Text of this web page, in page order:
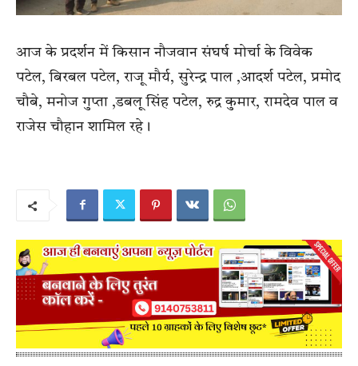
आज के प्रदर्शन में किसान नौजवान संघर्ष मोर्चा के विवेक
पटेल, बिरबल पटेल, राजू मौर्य, सुरेन्द्र पाल ,आदर्श पटेल, प्रमोद
चौबे, मनोज गुप्ता ,डबलू सिंह पटेल, रुद्र कुमार, रामदेव पाल व
राजेस चौहान शामिल रहे।